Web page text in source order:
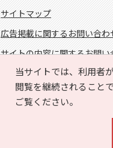
当サイトでは、利用者
閲覧を継続されること
ご覧ください。
サイトマップ
広告掲載に関するお問い合わ
サイトの内容に関するお問い
FOLLOW US!